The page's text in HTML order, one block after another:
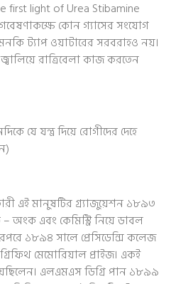
first light of Urea Stibamine
কোন গ্যাসের সংযোগ
ট্যাপ ওয়াটারের সরবরাহও নয়।
রাত্রিবেলা কাজ করতেন
যে যন্ত্র দিয়ে রোগীদের দেহে
এই মানুষটির গ্র্যাজুয়েশন ১৮৯৩
এবং কেমিস্ট্রি নিয়ে ডাবল
১৮৯৪ সালে প্রেসিডেন্সি কলেজ
মেমোরিয়াল প্রাইজ। একই
এলএমএস ডিগ্রি পান ১৮৯৯